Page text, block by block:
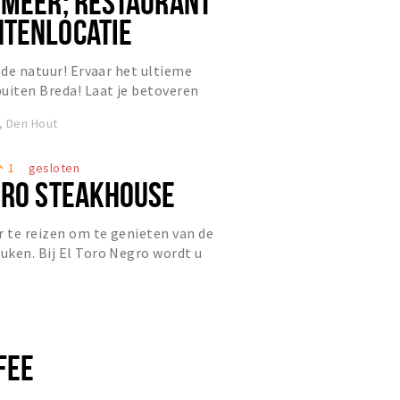
natuur! Ervaar het ultieme
Breda! Laat je betoveren
Den Hout
1 gesloten
STEAKHOUSE
te reizen om te genieten van de
Bij El Toro Negro wordt u